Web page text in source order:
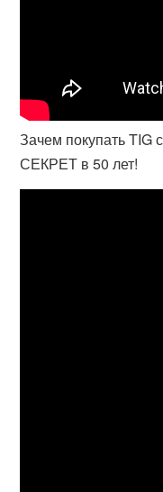
Зачем покупать TIG
СЕКРЕТ в 50 лет!